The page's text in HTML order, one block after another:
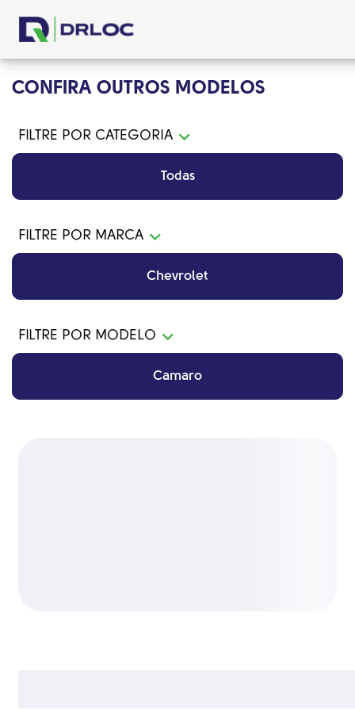
CONFIRA OUTROS MODELOS
FILTRE POR CATEGORIA
Todas
FILTRE POR MARCA
Chevrolet
FILTRE POR MODELO
Camaro